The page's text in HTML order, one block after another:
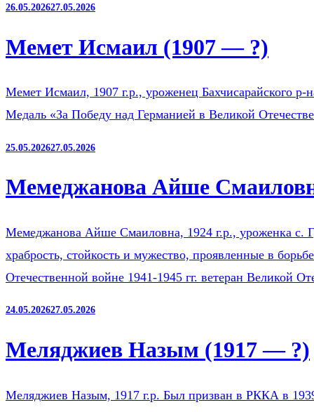
26.05.202627.05.2026
Мемет Исмаил (1907 — ?)
Мемет Исмаил, 1907 г.р., уроженец Бахчисарайского
Медаль «За Победу над Германией в Великой
25.05.202627.05.2026
Мемеджанова Айше
Мемеджанова Айше Смаиловна, 1924 г.р., уроженка с.
храбрость, стойкость и мужество, проявленные в
Отечественной войне 1941-1945 гг. ветеран Великой
24.05.202627.05.2026
Меляджиев Назым (1917 — ?)
Меляджиев Назым, 1917 г.р. Был призван в РККА в